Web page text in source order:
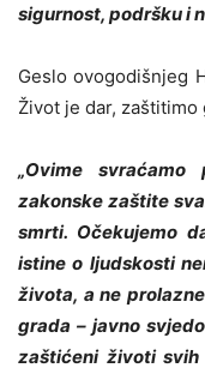
sigurnost, podršku i
Geslo ovogodišnjeg
Život je dar, zaštitimo
„Ovime
zakonske zaštite
smrti. Očekujemo
istine o ljudskosti
života, a ne
grada – javno
zaštićeni životi